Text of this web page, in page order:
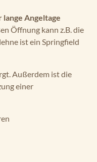
Angeltage
Öffnung kann z.B. die
ist ein Springfield
Außerdem ist die
einer